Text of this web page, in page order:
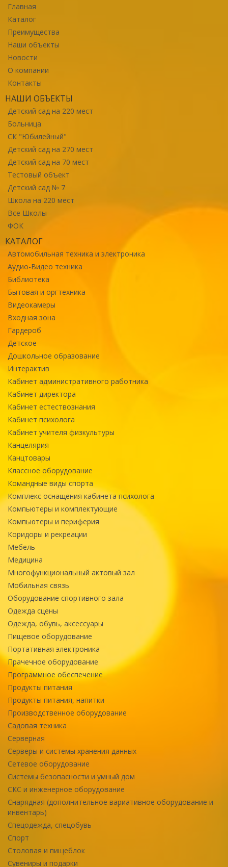
Главная
Каталог
Преимущества
Наши объекты
Новости
О компании
Контакты
НАШИ ОБЪЕКТЫ
Детский сад на 220 мест
Больница
СК "Юбилейный"
Детский сад на 270 мест
Детский сад на 70 мест
Тестовый объект
Детский сад № 7
Школа на 220 мест
Все Школы
ФОК
КАТАЛОГ
Автомобильная техника и электроника
Аудио-Видео техника
Библиотека
Бытовая и оргтехника
Видеокамеры
Входная зона
Гардероб
Детское
Дошкольное образование
Интерактив
Кабинет административного работника
Кабинет директора
Кабинет естествознания
Кабинет психолога
Кабинет учителя физкультуры
Канцелярия
Канцтовары
Классное оборудование
Командные виды спорта
Комплекс оснащения кабинета психолога
Компьютеры и комплектующие
Компьютеры и периферия
Коридоры и рекреации
Мебель
Медицина
Многофункциональный актовый зал
Мобильная связь
Оборудование спортивного зала
Одежда сцены
Одежда, обувь, аксессуары
Пищевое оборудование
Портативная электроника
Прачечное оборудование
Программное обеспечение
Продукты питания
Продукты питания, напитки
Производственное оборудование
Садовая техника
Серверная
Серверы и системы хранения данных
Сетевое оборудование
Системы безопасности и умный дом
СКС и инженерное оборудование
Снарядная (дополнительное вариативное оборудование и
инвентарь)
Спецодежда, спецобувь
Спорт
Столовая и пищеблок
Сувениры и подарки